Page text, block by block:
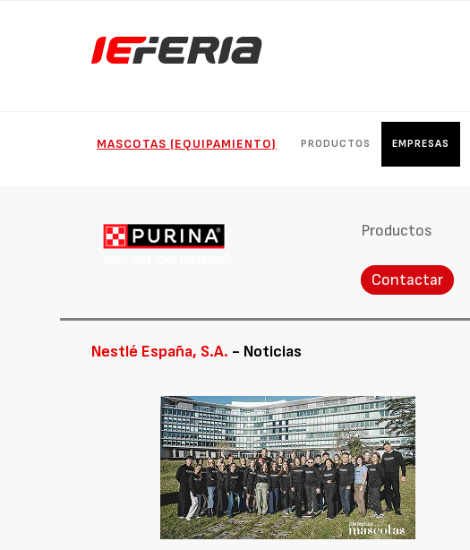
MASCOTAS (EQUIPAMIENTO) PRODUCTOS EMPRESAS
Productos
Contactar
Nestlé España, S.A. - Noticias